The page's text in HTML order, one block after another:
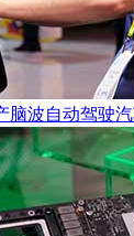
脑波自动驾驶